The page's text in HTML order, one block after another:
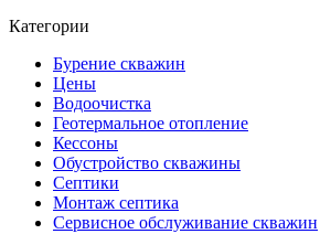
Категории
Бурение скважин
Цены
Водоочистка
Геотермальное отопление
Кессоны
Обустройство скважины
Септики
Монтаж септика
Сервисное обслуживание скважин